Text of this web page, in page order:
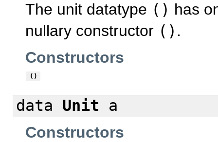
The unit datatype () has
nullary constructor () .
Constructors
()
data Unit a
Constructors